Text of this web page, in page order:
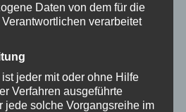
Daten von dem für die
verarbeitet
jeder mit oder ohne Hilfe
Verfahren ausgeführte
jede solche Vorgangsreihe im